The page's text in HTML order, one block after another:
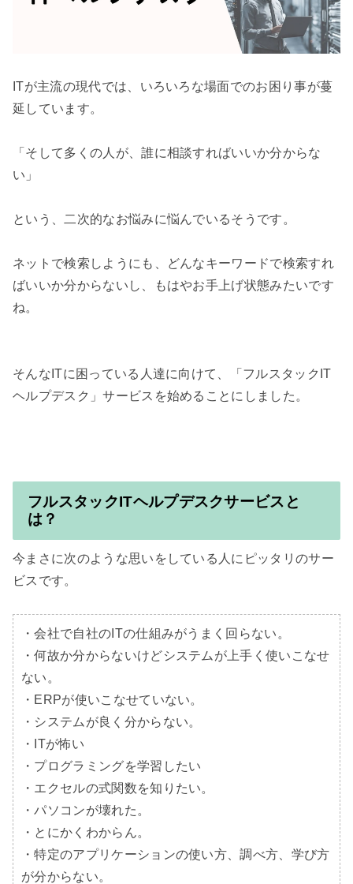
ITが主流の現代では、いろいろな場面でのお困り事が蔓
延しています。
「そして多くの人が、誰に相談すればいいか分からな
い」
という、二次的なお悩みに悩んでいるそうです。
ネットで検索しようにも、どんなキーワードで検索すれ
ばいいか分からないし、もはやお手上げ状態みたいです
ね。
そんなITに困っている人達に向けて、「フルスタックIT
フルスタックITヘルプデスクサービスと
は？
今まさに次のような思いをしている人にピッタリのサー
ビスです。
・会社で自社のITの仕組みがうまく回らない。
・何故か分からないけどシステムが上手く使いこなせ
ない。
・ERPが使いこなせていない。
・システムが良く分からない。
・ITが怖い
・プログラミングを学習したい
・エクセルの式関数を知りたい。
・パソコンが壊れた。
・とにかくわからん。
・特定のアプリケーションの使い方、調べ方、学び方
が分からない。